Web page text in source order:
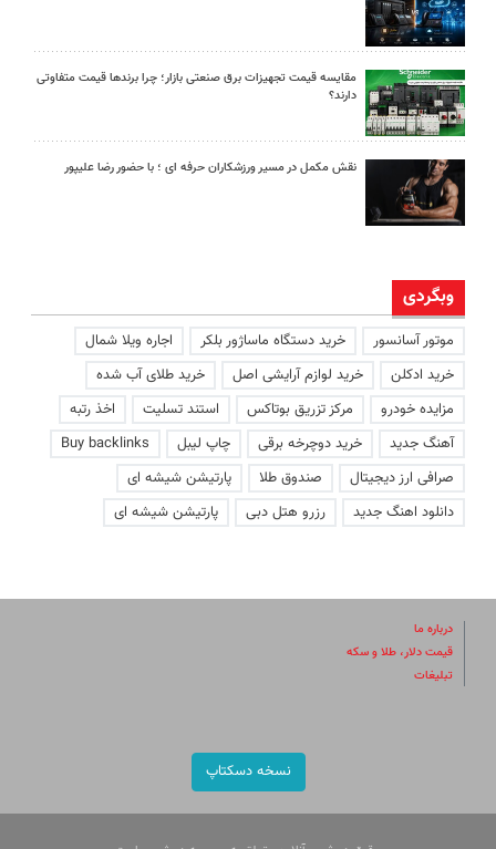
مقایسه قیمت تجهیزات برق صنعتی بازار؛ چرا برندها قیمت متفاوتی
دارند؟
نقش مکمل در مسیر ورزشکاران حرفه ای ؛ با حضور رضا علیپور
وبگردی
موتور آسانسور خرید دستگاه ماساژور بلکر
اجاره ویلا شمال
خرید ادکلن
خرید لوازم آرایشی اصل
خرید طلای آب شده
مزایده خودرو
مرکز تزریق بوتاکس استند تسلیت
اخذ رتبه
آهنگ جدید
خرید دوچرخه برقی چاپ لیبل
Buy backlinks
صرافی ارز دیجیتال
صندوق طلا
پارتیشن شیشه ای
دانلود اهنگ جدید
رزرو هتل دبی پارتیشن شیشه ای
درباره ما
قیمت دلار، طلا و سکه
تبلیغات
نسخه دسکتاپ